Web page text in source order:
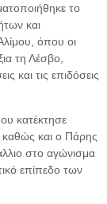
το
και
όπου οι
τη Λέσβο,
και τις επιδόσεις
κατέκτησε
καθώς και ο Πάρης
στο αγώνισμα
επίπεδο των